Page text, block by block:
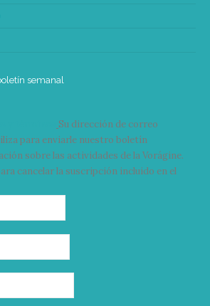
semanal
Su dirección de correo
para enviarle nuestro boletín
sobre las actividades de la Vorágine.
cancelar la suscripción incluido en el